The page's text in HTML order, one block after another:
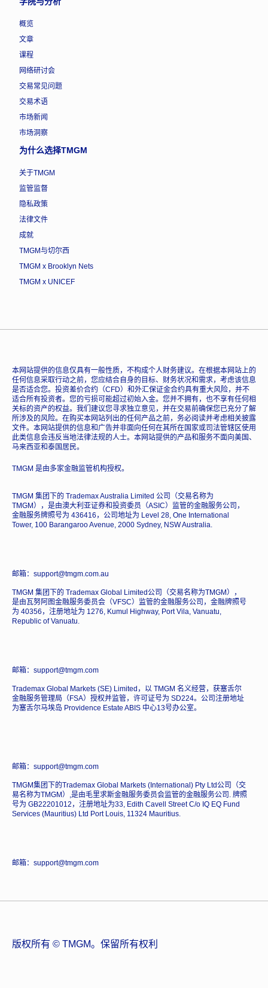
概览
文章
课程
网络研讨会
交易常见问题
交易术语
市场新闻
市场洞察
为什么选择TMGM
关于TMGM
监管监督
隐私政策
法律文件
成就
TMGM与切尔西
TMGM x Brooklyn Nets
TMGM x UNICEF
本网站提供的信息仅具有一般性质，不构成个人财务建议。在根据本网站上的
任何信息采取行动之前，您应结合自身的目标、财务状况和需求，考虑该信息
是否适合您。投资差价合约（CFD）和外汇保证金合约具有重大风险，并不
适合所有投资者。您的亏损可能超过初始入金。您并不拥有，也不享有任何相
关标的资产的权益。我们建议您寻求独立意见，并在交易前确保您已充分了解
所涉及的风险。在购买本网站列出的任何产品之前，务必阅读并考虑相关披露
文件。本网站提供的信息和广告并非面向任何在其所在国家或司法管辖区使用
此类信息会违反当地法律法规的人士。本网站提供的产品和服务不面向美国、
马来西亚和泰国居民。
TMGM 是由多家金融监管机构授权。
TMGM 集团下的 Trademax Australia Limited 公司（交易名称为
TMGM），是由澳大利亚证券和投资委员（ASIC）监管的金融服务公司，
金融服务牌照号为 436416，公司地址为 Level 28, One International
Tower, 100 Barangaroo Avenue, 2000 Sydney, NSW Australia.
邮箱：support@tmgm.com.au
TMGM 集团下的 Trademax Global Limited公司（交易名称为TMGM），
是由瓦努阿图金融服务委员会（VFSC）监管的金融服务公司，金融牌照号
为 40356，注册地址为 1276, Kumul Highway, Port Vila, Vanuatu,
Republic of Vanuatu.
邮箱：support@tmgm.com
Trademax Global Markets (SE) Limited，以 TMGM 名义经营，获塞舌尔
金融服务管理局（FSA）授权并监管，许可证号为 SD224。公司注册地址
为塞舌尔马埃岛 Providence Estate ABIS 中心13号办公室。
邮箱：support@tmgm.com
TMGM集团下的Trademax Global Markets (International) Pty Ltd公司（交
易名称为TMGM）,是由毛里求斯金融服务委员会监管的金融服务公司. 牌照
号为 GB22201012，注册地址为33, Edith Cavell Street C/o IQ EQ Fund
Services (Mauritius) Ltd Port Louis, 11324 Mauritius.
邮箱：support@tmgm.com
版权所有 © TMGM。保留所有权利